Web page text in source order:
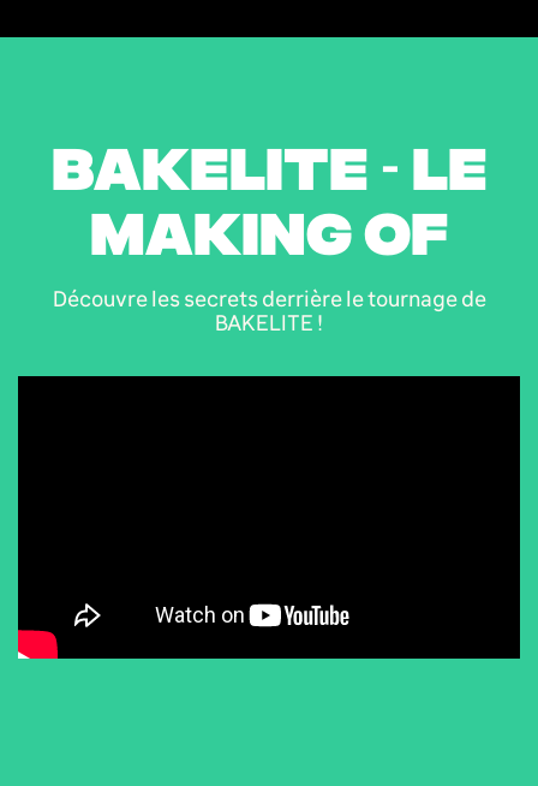
BAKELITE - LE
MAKING OF
Découvre les secrets derrière le tournage de
BAKELITE !